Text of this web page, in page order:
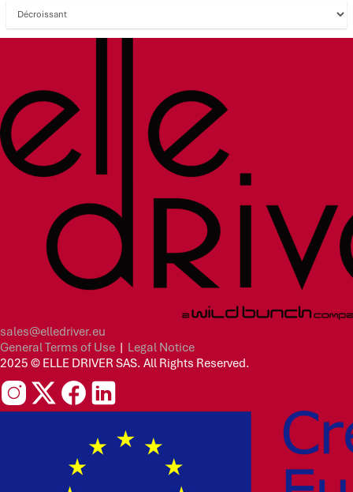
sales@elledriver.eu
General Terms of Use | Legal Notice
2025 © ELLE DRIVER SAS. All Rights Reserved.